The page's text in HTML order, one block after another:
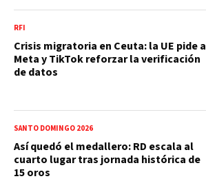
RFI
Crisis migratoria en Ceuta: la UE pide a
Meta y TikTok reforzar la verificación
de datos
SANTO DOMINGO 2026
Así quedó el medallero: RD escala al
cuarto lugar tras jornada histórica de
15 oros